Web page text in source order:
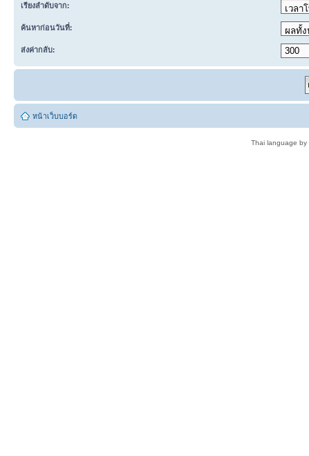
เรียงลำดับจาก:
ค้นหาก่อนวันที่:
ส่งค่ากลับ:
หน้าเว็บบอร์ด
Thai language by